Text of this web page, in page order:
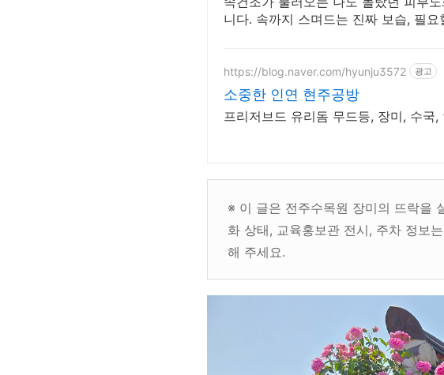
니다. 속까지 스며드는 진짜 보습, 필요
https://blog.naver.com/hyunju3572 광고
소중한 인연 현주공방
프리저브드 유리돔 무드등, 장미, 수국
※ 이 글은 전주수목원 장미의 뜨락을
화 상태, 교육홍보관 전시, 주차 정보
해 주세요.